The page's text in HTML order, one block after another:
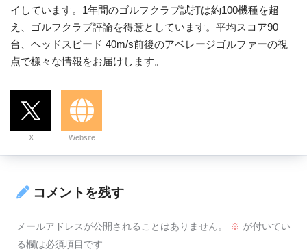
イしています。1年間のゴルフクラブ試打は約100機種を超
え、ゴルフクラブ評論を得意としています。平均スコア90
台、ヘッドスピード 40m/s前後のアベレージゴルファーの視
点で様々な情報をお届けします。
X Website
コメントを残す
メールアドレスが公開されることはありません。 ※ が付いてい
る欄は必須項目です